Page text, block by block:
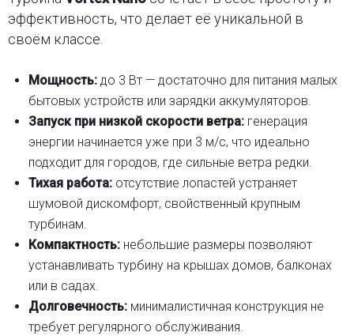
эффективность, что делает её уникальной в
своём классе.
Мощность:до 3 Вт — достаточно для питания малых
бытовых устройств или зарядки аккумуляторов.
Запуск при низкой скорости ветра:генерация
энергии начинается уже при 3 м/с, что идеально
подходит для городов, где сильные ветра редки.
Тихая работа:отсутствие лопастей устраняет
шумовой дискомфорт, свойственный крупным
турбинам.
Компактность:небольшие размеры позволяют
устанавливать турбину на крышах домов, балконах
или в садах.
Долговечность:минималистичная конструкция не
требует регулярного обслуживания.